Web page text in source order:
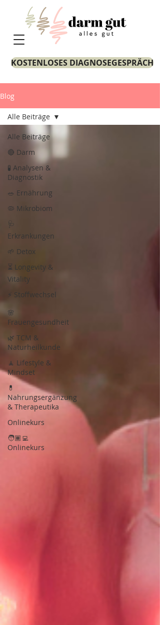
KOSTENLOSES DIAGNOSEGESPRÄCH
Blog
Alle Beiträge
🔴 Darm
🧪 Analysen &
Diagnostik
🥗 Ernährung
🦠 Mikrobiom
🩺
Erkrankungen
🌱 Detox
⏳ Longevity &
Vitality
⚡ Stoffwechsel
🌸
Frauengesundheit
🌿 TCM &
Naturheilkunde
🧘 Lifestyle &
Mindset
💊
Nahrungsergänzung
& Therapeutika
Onlinekurs
🧑🏾‍💻
Onlinekurs
Alle Beiträge